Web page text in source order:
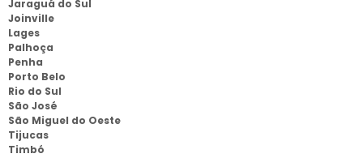
Jaraguá do Sul
Joinville
Lages
Palhoça
Penha
Porto Belo
Rio do Sul
São José
São Miguel do Oeste
Tijucas
Timbó